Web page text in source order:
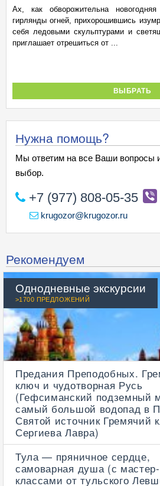
Ах, как обворожительна
гирлянды огней, прихорошившись
себя ледовыми скульптурами и
приглашает отрешиться от ...
ВЫБРАТЬ
Нужна помощь?
Мы ответим на все Ваши вопросы
выбор.
+7 (977) 808-05-35
krugozor@krugozor.ru
Рекомендуем
Однодневные экскурсии
>1700 ПРЕДЛОЖЕНИЙ
Предания Преподобных.
ключ и чудотворная Русь
(Гефсиманский подземный
самый большой водопад в
Святой источник Гремячий
Сергиева Лавра)
Тула — пряничное сердце,
самоварная душа (с мастер-
классами от тульского